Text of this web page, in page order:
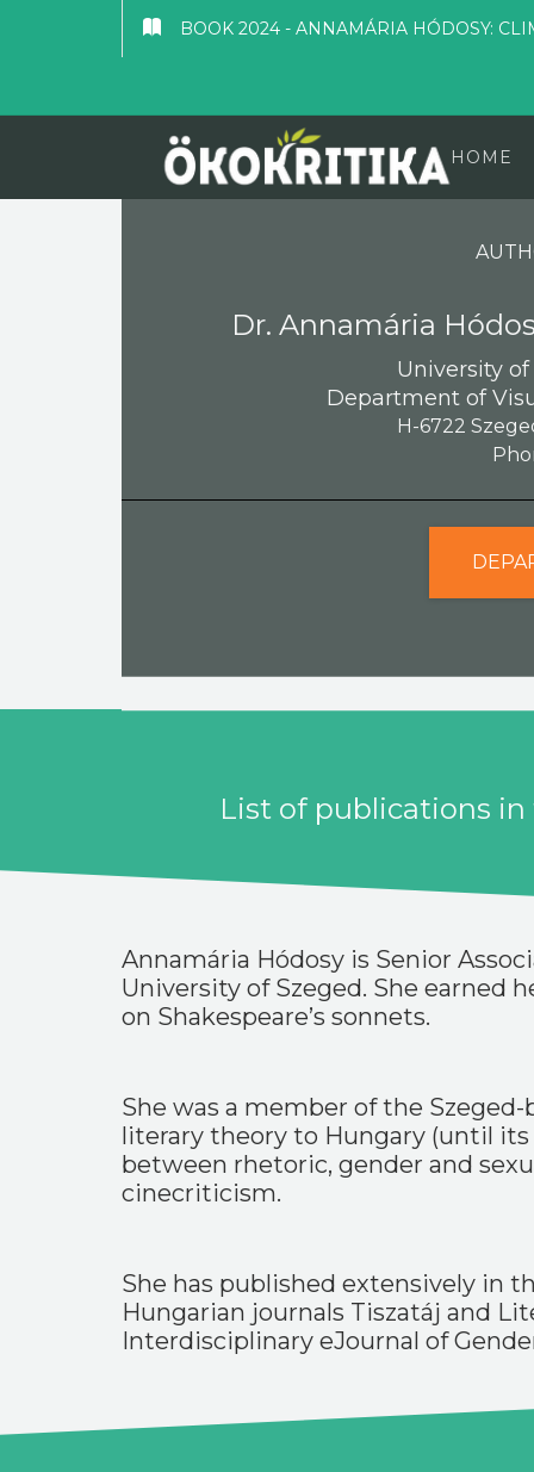
BOOK 2024 - ANNAMÁRIA HÓDOSY:
HOME
Dr. Annamária
University
Department of
H-6722
List of publications
Annamária Hódosy is Senior
University of Szeged. She earned
on Shakespeare’s sonnets.
She was a member of the
literary theory to Hungary (until
between rhetoric, gender and
cinecriticism.
She has published extensively in
Hungarian journals Tiszatáj and
Interdisciplinary eJournal of